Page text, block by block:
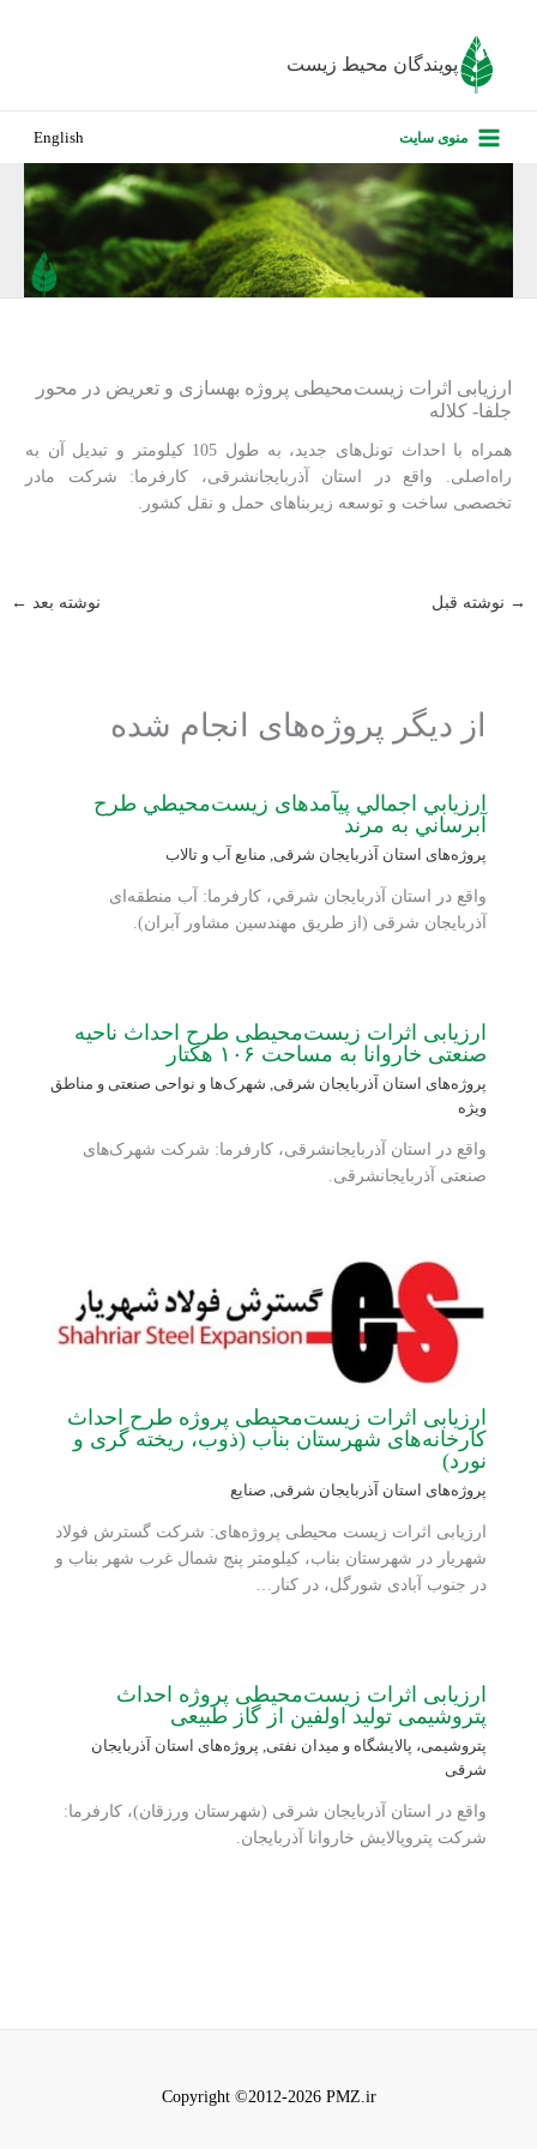
پویندگان محیط زیست
منوی سایت English
ارزیابی اثرات زیست‌محیطی پروژه بهسازی و تعریض در محور
جلفا- کلاله
همراه با احداث تونل‌های جدید، به طول 105 کیلومتر و تبدیل آن به
راه‌اصلی. واقع در استان آذربایجانشرقی، کارفرما: شرکت مادر
تخصصی ساخت و توسعه زیربناهای حمل و نقل کشور.
→ نوشته قبل نوشته بعد ←
از دیگر پروژه‌های انجام شده
ارزيابي اجمالي پی‏آمدهای زيست‌محيطي طرح
آبرساني به مرند
پروژه‌های استان آذربایجان شرقی, منابع آب و تالاب
واقع در استان آذربايجان شرقي، کارفرما: آب منطقه‌ای
آذربایجان شرقی (از طریق مهندسین مشاور آبران).
ارزیابی اثرات زیست‌محیطی طرح احداث ناحیه
صنعتی خاروانا به مساحت ۱۰۶ هکتار
پروژه‌های استان آذربایجان شرقی, شهرک‌ها و نواحی صنعتی و مناطق
ویژه
واقع در استان آذربایجانشرقی، کارفرما: شرکت شهرک‌های
صنعتی آذربایجانشرقی.
ارزیابی اثرات زیست‌محیطی پروژه طرح احداث
کارخانه‌های شهرستان بناب (ذوب، ریخته گری و
نورد)
پروژه‌های استان آذربایجان شرقی, صنایع
ارزیابی اثرات زیست محیطی پروژه‌های: شرکت گسترش فولاد
شهریار در شهرستان بناب، کیلومتر پنج شمال غرب شهر بناب و
در جنوب آبادی‌ شورگل، در کنار…
ارزیابی اثرات زیست‌محیطی پروژه احداث
پتروشیمی تولید اولفین از گاز طبیعی
پتروشیمی، پالایشگاه و میدان نفتی, پروژه‌های استان آذربایجان
شرقی
واقع در استان آذربایجان شرقی (شهرستان ورزقان)، کارفرما:
شرکت پتروپالایش خاروانا آذربایجان.
درباره ما
پروژه‌های
تماس با ما
Copyright ©2012-2026 PMZ.ir